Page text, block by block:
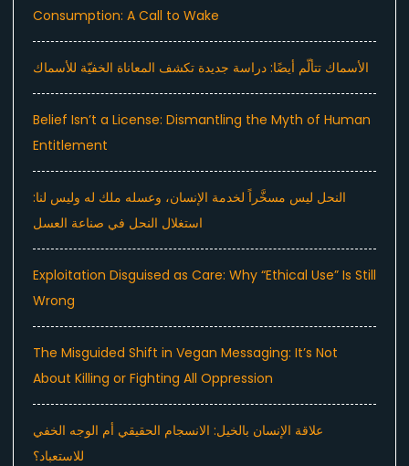
Consumption: A Call to Wake
الأسماك تتألّم أيضًا: دراسة جديدة تكشف المعاناة الخفيّة للأسماك
Belief Isn’t a License: Dismantling the Myth of Human
Entitlement
النحل ليس مسخَّراً لخدمة الإنسان، وعسله ملك له وليس لنا:
استغلال النحل في صناعة العسل
Exploitation Disguised as Care: Why “Ethical Use” Is Still
Wrong
The Misguided Shift in Vegan Messaging: It’s Not
About Killing or Fighting All Oppression
علاقة الإنسان بالخيل: الانسجام الحقيقي أم الوجه الخفي
للاستعباد؟